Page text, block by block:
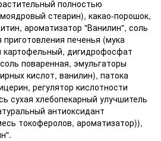
полностью
стеарин), какао-порошок,
ароматизатор "Ванилин", соль
печенья (мука
картофельный, дигидрофосфат
поваренная, эмульгаторы
кислот, ванилин), патока
регулятор кислотности
сухая хлебопекарный улучшитель
антиоксидант
токоферолов, ароматизатор)),